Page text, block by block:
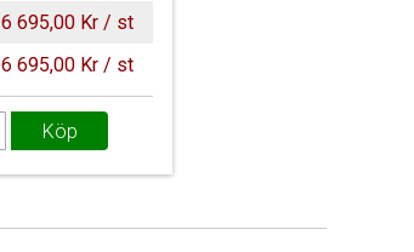
6 695,00 Kr / st
6 695,00 Kr / st